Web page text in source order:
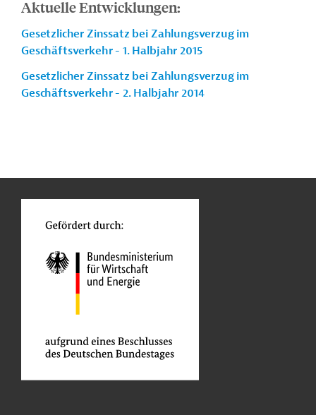
Aktuelle Entwicklungen:
Gesetzlicher Zinssatz bei Zahlungsverzug im
Geschäftsverkehr - 1. Halbjahr 2015
Gesetzlicher Zinssatz bei Zahlungsverzug im
Geschäftsverkehr - 2. Halbjahr 2014